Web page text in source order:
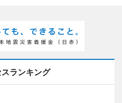
ランキング